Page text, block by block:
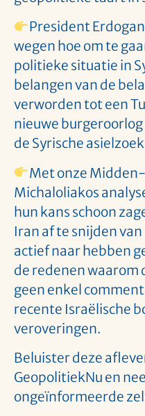
President
wegen hoe om te
politieke situatie in
belangen van de
verworden tot een
nieuwe burgeroorlog
de Syrische
Met onze
Michaloliakos
hun kans schoon
Iran af te snijden
actief naar hebben
de redenen waarom
geen enkel
recente Israëlische
veroveringen.
Beluister deze
GeopolitiekNu en
ongeïnformeerde